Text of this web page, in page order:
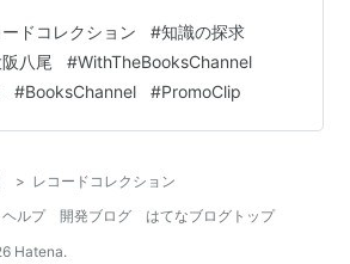
内容が多少異なる場合がありま
note.com note.com 本日のt…
ードコレクション #知識の探求
八尾 #WithTheBooksChannel
#BooksChannel #PromoClip
> レコードコレクション
ヘルプ 開発ブログ
はてなブログトップ
Hatena.